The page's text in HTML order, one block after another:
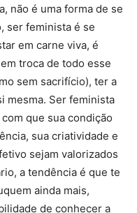
não é uma forma de se
ser feminista é se
em carne viva, é
troca de todo esse
sem sacrifício), ter a
mesma. Ser feminista
que sua condição
sua criatividade e
sejam valorizados
a tendência é que te
ainda mais,
de conhecer a